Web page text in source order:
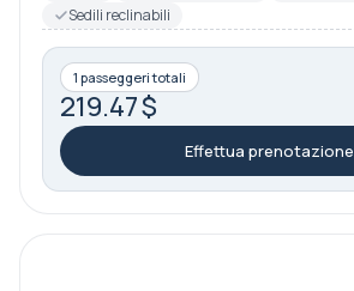
Sedili reclinabili
1 passeggeri totali
219.47 $
Effettua prenotazione